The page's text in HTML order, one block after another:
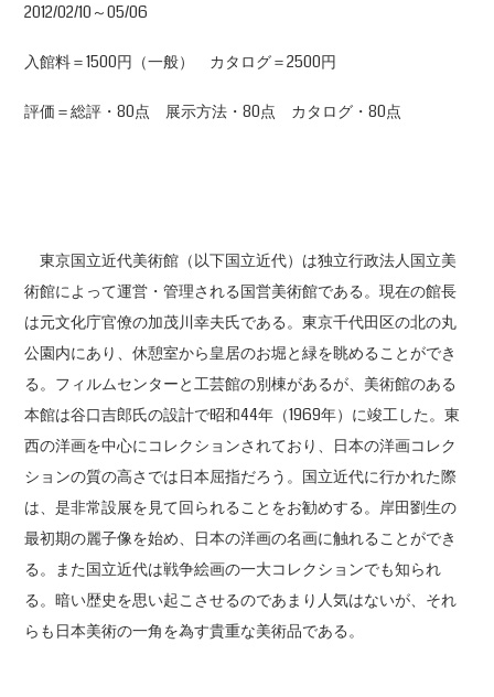
2012/02/10～05/06
入館料＝1500円（一般） カタログ＝2500円
評価＝総評・80点 展示方法・80点 カタログ・80点
東京国立近代美術館（以下国立近代）は独立行政法人国立美
術館によって運営・管理される国営美術館である。現在の館長
は元文化庁官僚の加茂川幸夫氏である。東京千代田区の北の丸
公園内にあり、休憩室から皇居のお堀と緑を眺めることができ
る。フィルムセンターと工芸館の別棟があるが、美術館のある
本館は谷口吉郎氏の設計で昭和44年（1969年）に竣工した。東
西の洋画を中心にコレクションされており、日本の洋画コレク
ションの質の高さでは日本屈指だろう。国立近代に行かれた際
は、是非常設展を見て回られることをお勧めする。岸田劉生の
最初期の麗子像を始め、日本の洋画の名画に触れることができ
る。また国立近代は戦争絵画の一大コレクションでも知られ
る。暗い歴史を思い起こさせるのであまり人気はないが、それ
らも日本美術の一角を為す貴重な美術品である。